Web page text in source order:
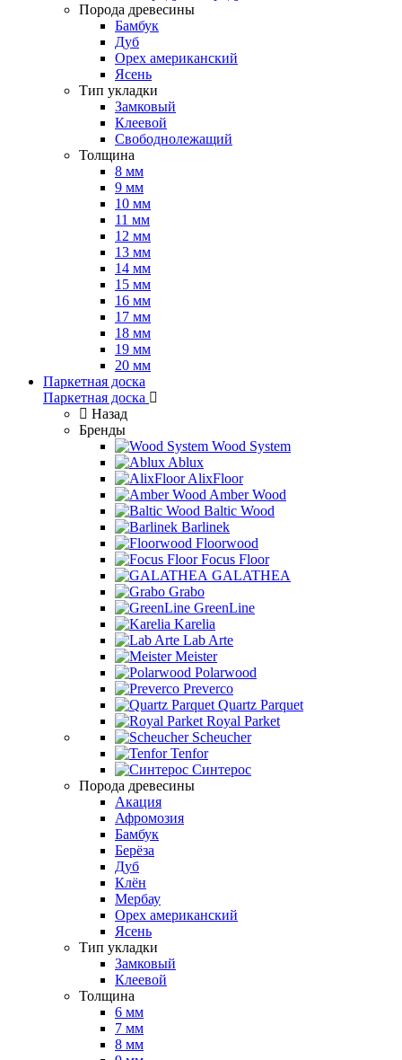
Порода древесины
Бамбук
Дуб
Орех американский
Ясень
Тип укладки
Замковый
Клеевой
Свободнолежащий
Толщина
8 мм
9 мм
10 мм
11 мм
12 мм
13 мм
14 мм
15 мм
16 мм
17 мм
18 мм
19 мм
20 мм
Паркетная доска
Паркетная доска
Назад
Бренды
Wood System
Ablux
AlixFloor
Amber Wood
Baltic Wood
Barlinek
Floorwood
Focus Floor
GALATHEA
Grabo
GreenLine
Karelia
Lab Arte
Meister
Polarwood
Preverco
Quartz Parquet
Royal Parket
Scheucher
Tenfor
Синтерос
Порода древесины
Акация
Афромозия
Бамбук
Берёза
Дуб
Клён
Мербау
Орех американский
Ясень
Тип укладки
Замковый
Клеевой
Толщина
6 мм
7 мм
8 мм